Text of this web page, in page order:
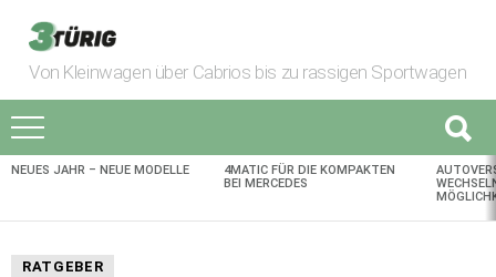
Von Kleinwagen über Cabrios bis zu rassigen Sportwagen
AKTUELLES
NEUES JAHR – NEUE MODELLE
4MATIC FÜR DIE KOMPAKTEN
BEI MERCEDES
RATGEBER